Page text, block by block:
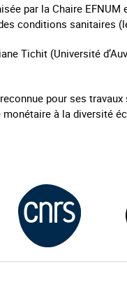
par la Chaire
conditions sanitaires
Tichit (Université
pour ses
à la diversité